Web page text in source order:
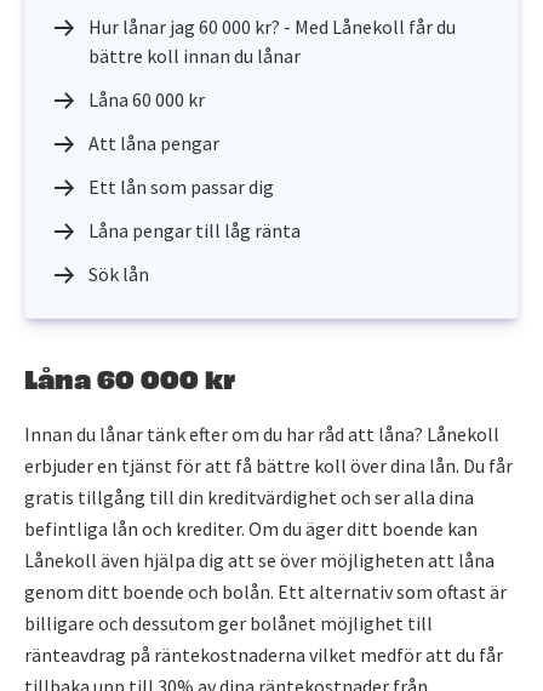
Hur lånar jag 60 000 kr? - Med Lånekoll får du
bättre koll innan du lånar
Låna 60 000 kr
Att låna pengar
Ett lån som passar dig
Låna pengar till låg ränta
Sök lån
Låna 60 000 kr
Innan du lånar tänk efter om du har råd att låna? Lånekoll
erbjuder en tjänst för att få bättre koll över dina lån. Du får
gratis tillgång till din kreditvärdighet och ser alla dina
befintliga lån och krediter. Om du äger ditt boende kan
Lånekoll även hjälpa dig att se över möjligheten att låna
genom ditt boende och bolån. Ett alternativ som oftast är
billigare och dessutom ger bolånet möjlighet till
ränteavdrag på räntekostnaderna vilket medför att du får
tillbaka upp till 30% av dina räntekostnader från